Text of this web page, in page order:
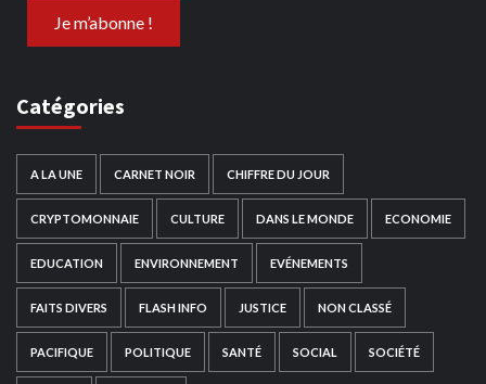
Catégories
A LA UNE CARNET NOIR CHIFFRE DU JOUR
CRYPTOMONNAIE CULTURE DANS LE MONDE ECONOMIE
EDUCATION ENVIRONNEMENT EVÉNEMENTS
FAITS DIVERS FLASH INFO JUSTICE NON CLASSÉ
PACIFIQUE POLITIQUE SANTÉ SOCIAL SOCIÉTÉ